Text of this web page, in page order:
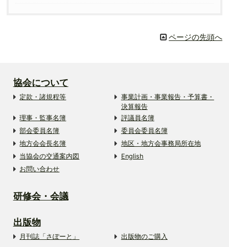
ページの先頭へ
協会について
定款・諸規程等
事業計画・事業報告・予算書・
決算報告
理事・監事名簿
評議員名簿
部会委員名簿
委員会委員名簿
地方会会長名簿
地区・地方会事務局所在地
当協会の交通案内図
English
お問い合わせ
研修会・会議
出版物
月刊誌「さぽーと」 出版物のご購入